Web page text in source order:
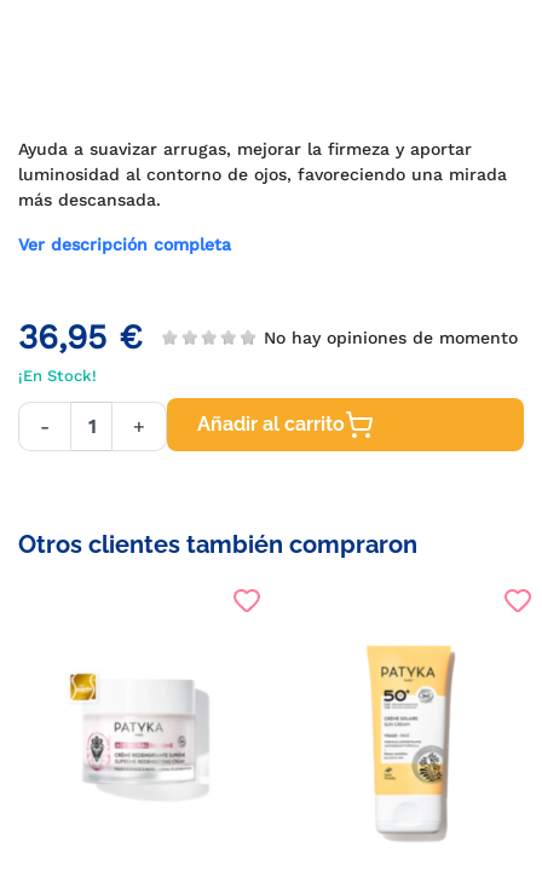
Ayuda a suavizar arrugas, mejorar la firmeza y aportar
luminosidad al contorno de ojos, favoreciendo una mirada
más descansada.
Ver descripción completa
36,95 € No hay opiniones de momento
¡En Stock!
- + Añadir al carrito
Otros clientes también compraron